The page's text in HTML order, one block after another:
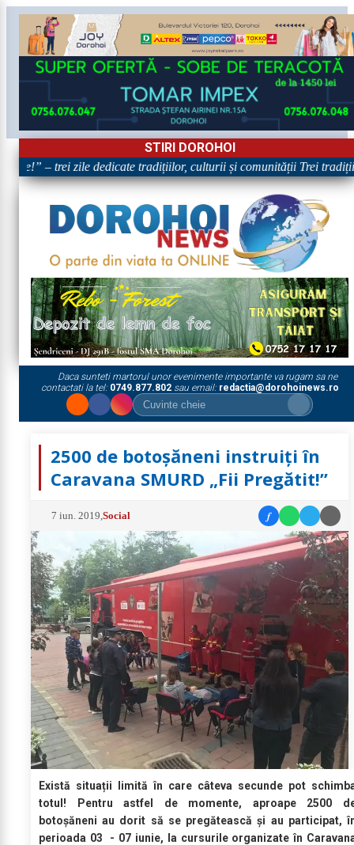
STIRI DOROHOI
– trei zile dedicate tradițiilor, culturii și comunității Trei tradiții.
Daca sunteti martorul unor evenimente importante va rugam sa ne
contactati la tel: 0749.877.802sau email: redactia@dorohoinews.ro
2500 de botoșăneni instruiți în
Caravana SMURD „Fii Pregătit!”
7 iun. 2019 ,Social f
Există situații limită în care câteva secunde pot
totul! Pentru astfel de momente, aproape 2500
botoșăneni au dorit să se pregătească și au participat,
perioada 03 - 07 iunie, la cursurile organizate în